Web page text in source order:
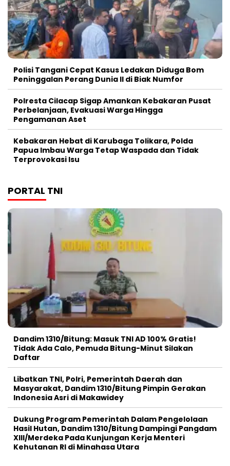
Polisi Tangani Cepat Kasus Ledakan Diduga Bom
Peninggalan Perang Dunia II di Biak Numfor
Polresta Cilacap Sigap Amankan Kebakaran Pusat
Perbelanjaan, Evakuasi Warga Hingga
Pengamanan Aset
Kebakaran Hebat di Karubaga Tolikara, Polda
Papua Imbau Warga Tetap Waspada dan Tidak
Terprovokasi Isu
PORTAL TNI
Dandim 1310/Bitung: Masuk TNI AD 100% Gratis!
Tidak Ada Calo, Pemuda Bitung-Minut Silakan
Daftar
Libatkan TNI, Polri, Pemerintah Daerah dan
Masyarakat, Dandim 1310/Bitung Pimpin Gerakan
Indonesia Asri di Makawidey
Dukung Program Pemerintah Dalam Pengelolaan
Hasil Hutan, Dandim 1310/Bitung Dampingi Pangdam
XIII/Merdeka Pada Kunjungan Kerja Menteri
Kehutanan RI di Minahasa Utara